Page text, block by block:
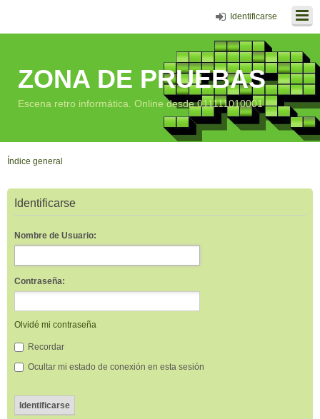
Identificarse
ZONA DE PRUEBAS
Escena retro informática. Online desde 011111010001
Índice general
Identificarse
Nombre de Usuario:
Contraseña:
Olvidé mi contraseña
Recordar
Ocultar mi estado de conexión en esta sesión